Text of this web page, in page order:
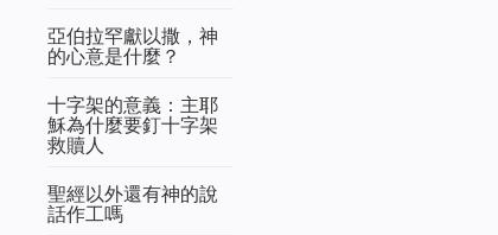
亞伯拉罕獻以撒，神
的心意是什麼？
十字架的意義：主耶
穌為什麼要釘十字架
救贖人
聖經以外還有神的說
話作工嗎